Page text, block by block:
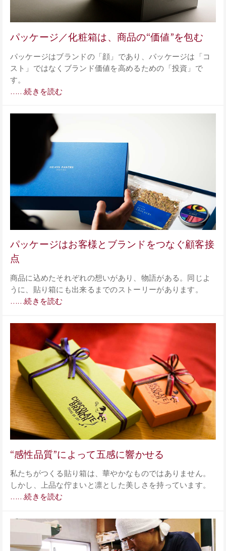
パッケージ／化粧箱は、商品の“価値”を包む
パッケージはブランドの「顔」であり、パッケージは「コ
スト」ではなくブランド価値を高めるための「投資」で
す。
……続きを読む
パッケージはお客様とブランドをつなぐ顧客接
点
商品に込めたそれぞれの想いがあり、物語がある。同じよ
うに、貼り箱にも出来るまでのストーリーがあります。
……続きを読む
“感性品質”によって五感に響かせる
私たちがつくる貼り箱は、華やかなものではありません。
しかし、上品な佇まいと凛とした美しさを持っています。
……続きを読む